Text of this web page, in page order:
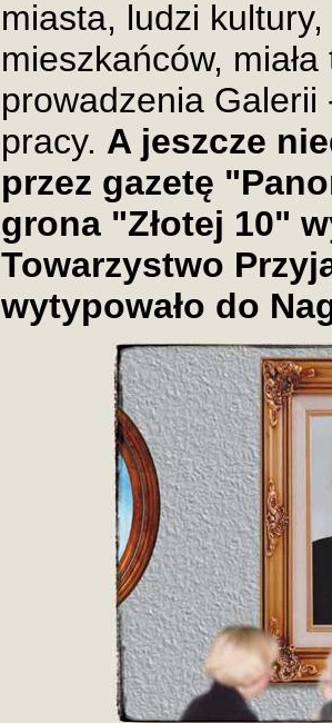
miasta, ludzi
mieszkańców,
prowadzenia Galerii
pracy. A jeszcze
przez gazetę
grona "Złotej 10"
Towarzystwo
wytypowało do